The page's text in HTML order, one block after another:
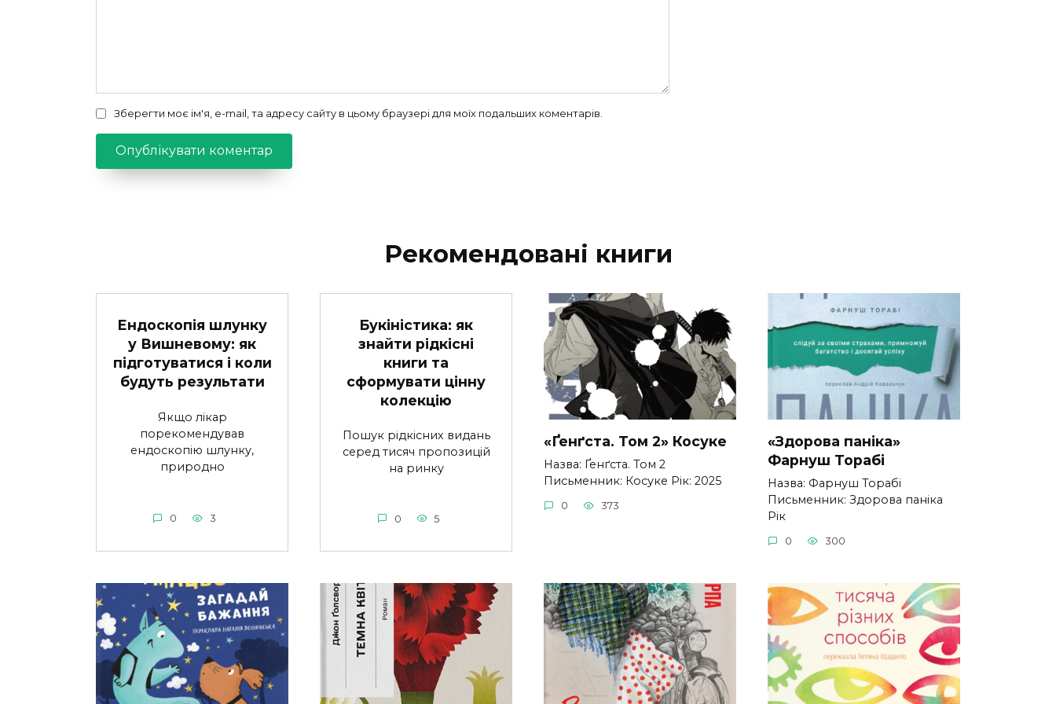
Зберегти моє ім'я, e-mail, та адресу сайту в цьому браузері для моїх подальших коментарів.
Рекомендовані книги
Ендоскопія шлунку
у Вишневому: як
підготуватися і коли
будуть результати
Якщо лікар
порекомендував
ендоскопію шлунку,
природно
0 3
Букіністика: як
знайти рідкісні
книги та
сформувати цінну
колекцію
Пошук рідкісних видань
серед тисяч пропозицій
на ринку
0 5
«Ґенґста. Том 2» Косуке
Назва: Ґенґста. Том 2
Письменник: Косуке Рік: 2025
0 373
«Здорова паніка»
Фарнуш Торабі
Назва: Фарнуш Торабі
Письменник: Здорова паніка
Рік
0 300